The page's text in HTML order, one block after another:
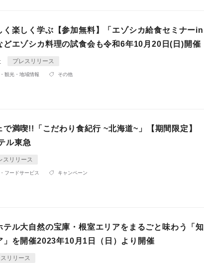
く楽しく学ぶ【参加無料】「エゾシカ給食セミナーin
どエゾシカ料理の試食会も令和6年10月20日(日)開催
プレスリリース
観光・地域情報 その他
満喫!!「こだわり食紀行 ~北海道~」【期間限定】
ル東急
スリリース
フードサービス キャンペーン
テル大自然の宝庫・根室エリアをまるごと味わう「知
」を開催2023年10月1日（日）より開催
リリース